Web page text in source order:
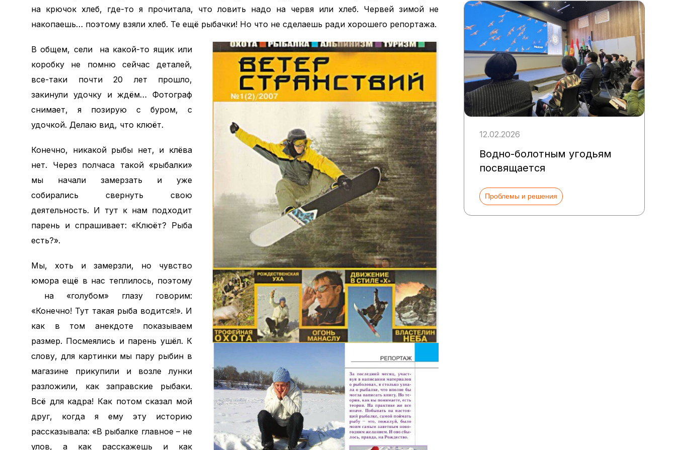
на крючок хлеб, где-то я прочитала, что ловить надо на червя или хлеб. Червей зимой не
накопаешь… поэтому взяли хлеб. Те ещё рыбачки! Но что не сделаешь ради хорошего репортажа.
В общем, сели на какой-то ящик или
коробку не помню сейчас деталей,
все-таки почти 20 лет прошло,
закинули удочку и ждём… Фотограф
снимает, я позирую с буром, с
удочкой. Делаю вид, что клюёт.
Конечно, никакой рыбы нет, и клёва
нет. Через полчаса такой «рыбалки»
мы начали замерзать и уже
собирались свернуть свою
деятельность. И тут к нам подходит
парень и спрашивает: «Клюёт? Рыба
есть?».
Мы, хоть и замерзли, но чувство
юмора ещё в нас теплилось, поэтому
на «голубом» глазу говорим:
«Конечно! Тут такая рыба водится!». И
как в том анекдоте показываем
размер. Посмеялись и парень ушёл. К
слову, для картинки мы пару рыбин в
магазине прикупили и возле лунки
разложили, как заправские рыбаки.
Всё для кадра! Как потом сказал мой
друг, когда я ему эту историю
рассказывала: «В рыбалке главное – не
улов, а как расскажешь и как
12.02.2026
Водно-болотным угодьям
посвящается
Проблемы и решения